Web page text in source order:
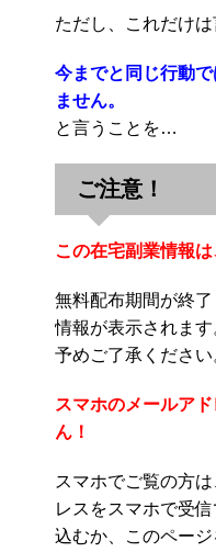
ただし、これだけは
今までと同じ行動
ません。
と言うことを…
ご注意！
この在宅副業情報は
無料配布期間が終
情報が表示されます
予めご了承ください
スマホのメールア
ん！
スマホでご覧の方
レスをスマホで受
込むか、このペー